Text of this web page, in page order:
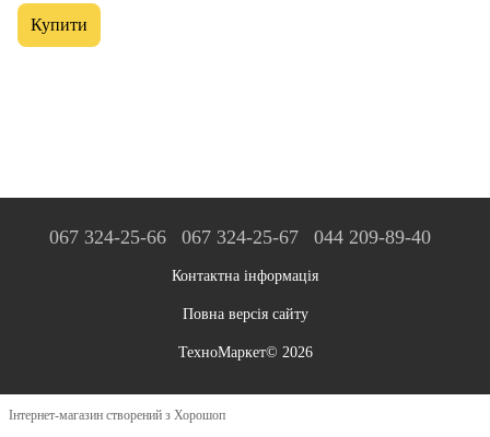
Купити
067 324-25-66 067 324-25-67 044 209-89-40
Контактна інформація
Повна версія сайту
ТехноМаркет© 2026
Інтернет-магазин створений з Хорошоп